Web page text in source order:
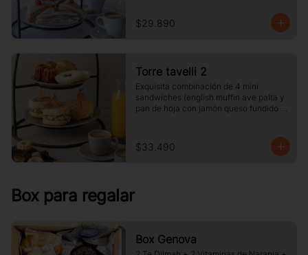
$29.890
Torre tavelli 2
Exquisita combinación de 4 mini
sandwiches (english muffin ave palta y
pan de hoja con jamón queso fundido
jugos pequeños.
$33.490
Box para regalar
Box Genova